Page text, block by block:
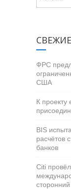
ФРС
США
К проекту
BIS
расчётов
банков
Citi